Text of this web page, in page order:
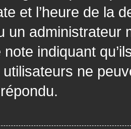
et l’heure de la
un administrateur
indiquant
ne